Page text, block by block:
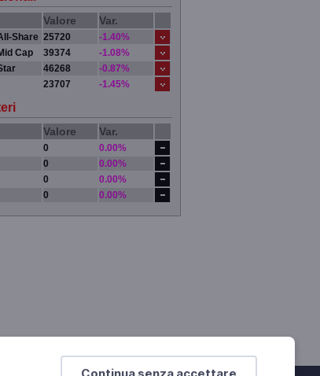
Continua senza accettare
Valore Var.
Share 25720
-1.40%
Cap
39374
-1.08%
46268
-0.87%
23707 -1.45%
Valore Var.
0
0.00%
0
0.00%
0
0.00%
0 0.00%